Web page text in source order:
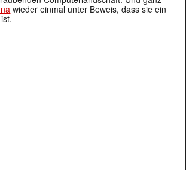
wieder einmal unter Beweis, dass sie ein